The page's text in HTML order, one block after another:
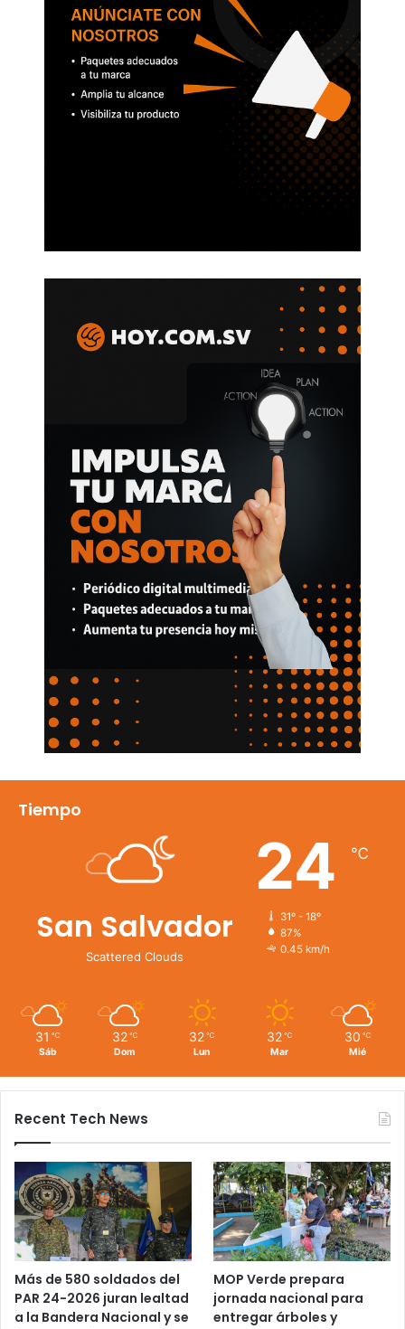
Tiempo
San Salvador
Scattered Clouds
24 ℃
31º - 18º
87%
0.45 km/h
31 ℃
Sáb
32 ℃
Dom
32 ℃
Lun
32 ℃
Mar
30 ℃
Mié
Recent Tech News
Más de 580 soldados del
PAR 24-2026 juran lealtad
a la Bandera Nacional y se
MOP Verde prepara
jornada nacional para
entregar árboles y